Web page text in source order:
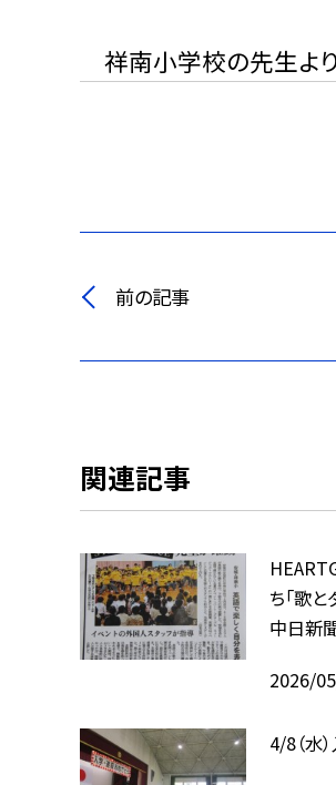
祥南小学校の先生より
前の記事
関連記事
ち「歌
中日新
2026/
4/8（水